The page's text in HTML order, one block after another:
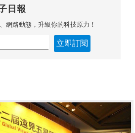
日報
網路動態，升級你的科技原力！
立即訂閱